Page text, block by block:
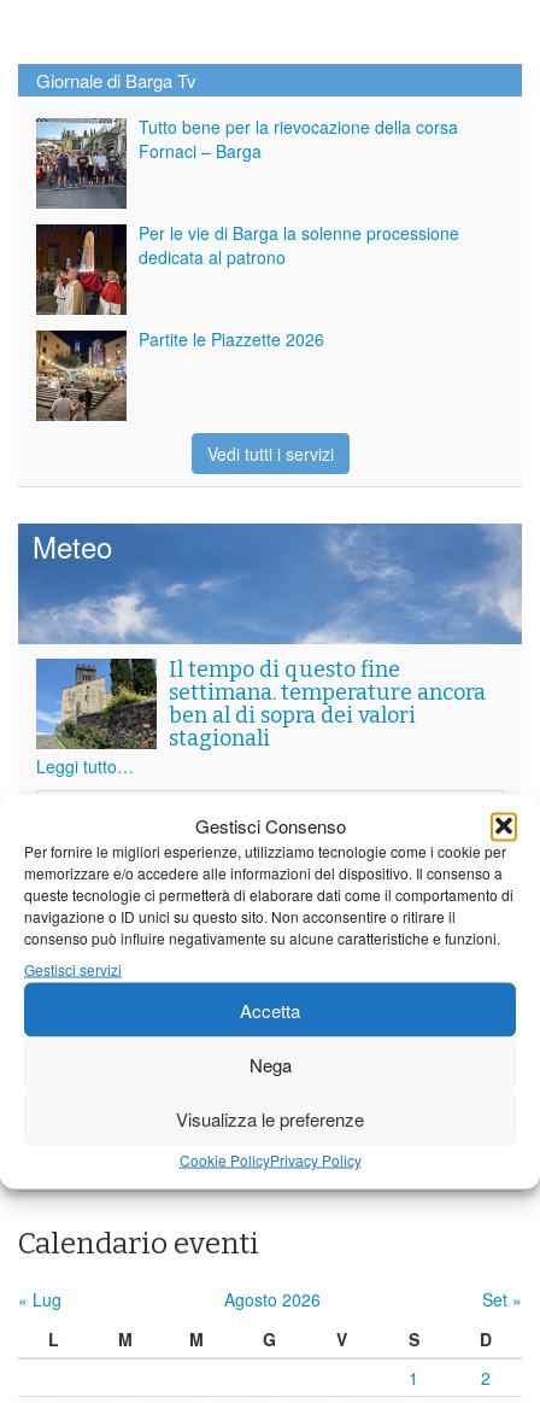
Gestisci Consenso
Per fornire le migliori esperienze, utilizziamo tecnologie come i cookie per
memorizzare e/o accedere alle informazioni del dispositivo. Il consenso a
queste tecnologie ci permetterà di elaborare dati come il comportamento di
navigazione o ID unici su questo sito. Non acconsentire o ritirare il
consenso può influire negativamente su alcune caratteristiche e funzioni.
Gestisci servizi
Accetta
Nega
Visualizza le preferenze
Cookie PolicyPrivacy Policy
Giornale di Barga Tv
Tutto bene per la rievocazione della corsa
Fornaci – Barga
Per le vie di Barga la solenne processione
dedicata al patrono
Partite le Piazzette 2026
Vedi tutti i servizi
Meteo
Il tempo di questo fine
settimana. temperature ancora
ben al di sopra dei valori
stagionali
Leggi tutto…
Borgo a Mozzano
21°C|36°C 22°C|36°C 22°C|35°C
Barga
22°C |35°C
Previsioni a cura di:
Calendario eventi
« Lug Agosto 2026
Set »
L
M M G V S
D
1
2